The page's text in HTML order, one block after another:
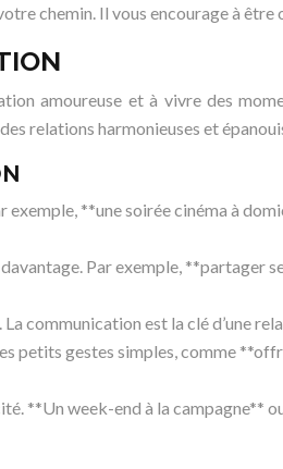
chemin. Il vous encourage à
amoureuse et à vivre des
relations harmonieuses et
**une soirée cinéma à
Par exemple, **partager
communication est la clé d’une
petits gestes simples, comme
**Un week-end à la campagne**